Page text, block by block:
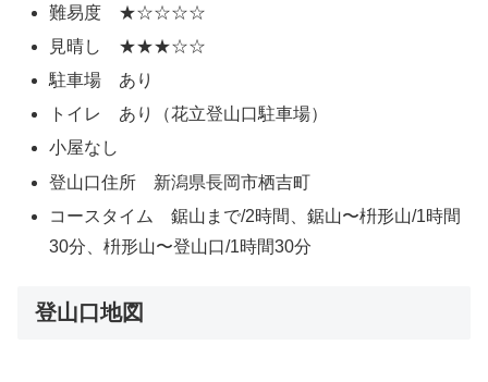
難易度 ★☆☆☆☆
見晴し ★★★☆☆
駐車場 あり
トイレ あり（花立登山口駐車場）
小屋なし
登山口住所 新潟県長岡市栖吉町
コースタイム 鋸山まで/2時間、鋸山〜枡形山/1時間
30分、枡形山〜登山口/1時間30分
登山口地図